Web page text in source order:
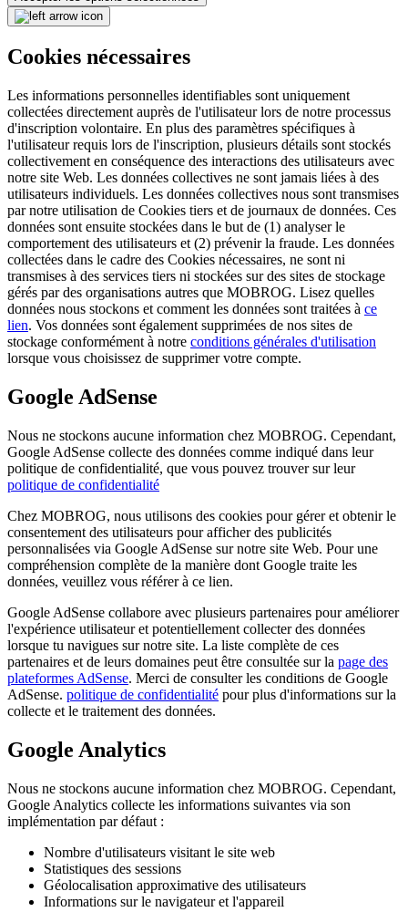
Cookies nécessaires
Les informations personnelles identifiables sont uniquement
collectées directement auprès de l'utilisateur lors de notre processus
d'inscription volontaire. En plus des paramètres spécifiques à
l'utilisateur requis lors de l'inscription, plusieurs détails sont stockés
collectivement en conséquence des interactions des utilisateurs avec
notre site Web. Les données collectives ne sont jamais liées à des
utilisateurs individuels. Les données collectives nous sont transmises
par notre utilisation de Cookies tiers et de journaux de données. Ces
données sont ensuite stockées dans le but de (1) analyser le
comportement des utilisateurs et (2) prévenir la fraude. Les données
collectées dans le cadre des Cookies nécessaires, ne sont ni
transmises à des services tiers ni stockées sur des sites de stockage
gérés par des organisations autres que MOBROG. Lisez quelles
données nous stockons et comment les données sont traitées à ce
lien. Vos données sont également supprimées de nos sites de
stockage conformément à notre conditions générales d'utilisation
lorsque vous choisissez de supprimer votre compte.
Google AdSense
Nous ne stockons aucune information chez MOBROG. Cependant,
Google AdSense collecte des données comme indiqué dans leur
politique de confidentialité, que vous pouvez trouver sur leur
politique de confidentialité
Chez MOBROG, nous utilisons des cookies pour gérer et obtenir le
consentement des utilisateurs pour afficher des publicités
personnalisées via Google AdSense sur notre site Web. Pour une
compréhension complète de la manière dont Google traite les
données, veuillez vous référer à ce lien.
Google AdSense collabore avec plusieurs partenaires pour améliorer
l'expérience utilisateur et potentiellement collecter des données
lorsque tu navigues sur notre site. La liste complète de ces
partenaires et de leurs domaines peut être consultée sur la page des
plateformes AdSense. Merci de consulter les conditions de Google
AdSense. politique de confidentialité pour plus d'informations sur la
collecte et le traitement des données.
Google Analytics
Nous ne stockons aucune information chez MOBROG. Cependant,
Google Analytics collecte les informations suivantes via son
implémentation par défaut :
Nombre d'utilisateurs visitant le site web
Statistiques des sessions
Géolocalisation approximative des utilisateurs
Informations sur le navigateur et l'appareil